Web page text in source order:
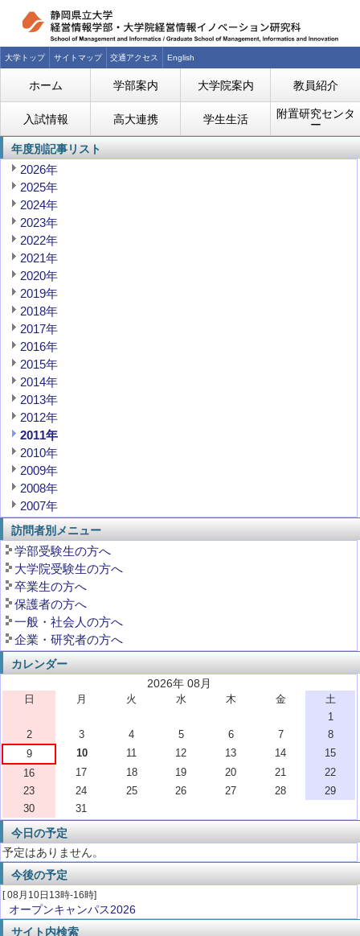
大学トップ サイトマップ 交通アクセス English
ホーム 学部案内 大学院案内 教員紹介
入試情報 高大連携 学生生活
附置研究センタ
ー
年度別記事リスト
2026年
2025年
2024年
2023年
2022年
2021年
2020年
2019年
2018年
2017年
2016年
2015年
2014年
2013年
2012年
2011年
2010年
2009年
2008年
2007年
訪問者別メニュー
学部受験生の方へ
大学院受験生の方へ
卒業生の方へ
保護者の方へ
一般・社会人の方へ
企業・研究者の方へ
カレンダー
2026年 08月
日 月 火 水 木 金
土
1
2
3 4 5 6 7
8
9
10 11 12 13 14
15
16
17 18 19 20 21
22
23
24 25 26 27 28
29
30
31
今日の予定
予定はありません。
今後の予定
[ 08月10日13時-16時]
オープンキャンパス2026
サイト内検索